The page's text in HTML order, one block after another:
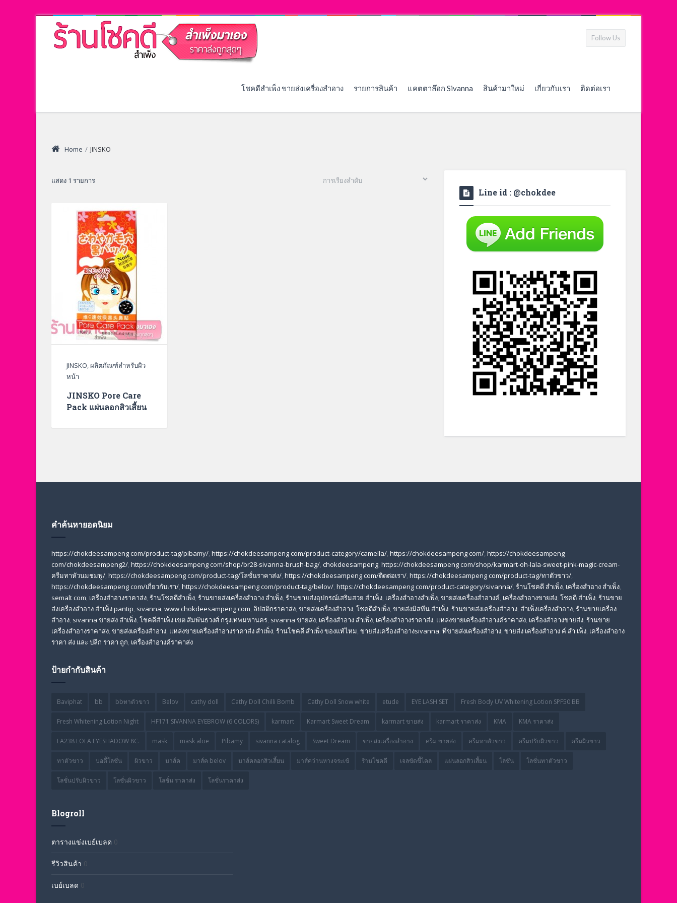
Follow Us
โชคดีสำเพ็ง ขายส่งเครื่องสำอาง รายการสินค้า แคตตาล๊อก Sivanna สินค้ามาใหม่ เกี่ยวกับเรา ติดต่อเรา
Home / JINSKO
แสดง 1 รายการ
JINSKO,ผลิตภัณฑ์สำหรับผิว
หน้า
JINSKO Pore Care
Pack แผ่นลอกสิวเสี้ยน
Line id : @chokdee
คำค้นหายอดนิยม
https://chokdeesampeng com/product-tag/pibamy/, https://chokdeesampeng com/product-category/camella/, https://chokdeesampeng com/, https://chokdeesampeng
com/chokdeesampeng2/, https://chokdeesampeng com/shop/br28-sivanna-brush-bag/, chokdeesampeng, https://chokdeesampeng com/shop/karmart-oh-lala-sweet-pink-magic-cream-
ครีมทาหัวนมชมพู/, https://chokdeesampeng com/product-tag/โลชั่นราคาส่ง/, https://chokdeesampeng com/ติดต่อเรา/, https://chokdeesampeng com/product-tag/ทาตัวขาว/,
https://chokdeesampeng com/เกี่ยวกับเรา/, https://chokdeesampeng com/product-tag/belov/, https://chokdeesampeng com/product-category/sivanna/, ร้านโชคดี สําเพ็ง, เครื่องสำอาง สำเพ็ง,
semalt com, เครื่องสำอางราคาส่ง, ร้านโชคดีสำเพ็ง, ร้านขายส่งเครื่องสําอาง สําเพ็ง, ร้านขายส่งอุปกรณ์เสริมสวย สําเพ็ง, เครื่องสำอางสำเพ็ง, ขายส่งเครื่องสำอางค์, เครื่องสำอางขายส่ง, โชคดี สําเพ็ง, ร้านขาย
ส่งเครื่องสําอาง สําเพ็ง pantip, sivanna, www chokdeesampeng com, ลิปสติกราคาส่ง, ขายส่งเครื่องสำอาง, โชคดีสำเพ็ง, ขายส่งมิสทีน สําเพ็ง, ร้านขายส่งเครื่องสำอาง, สําเพ็งเครื่องสําอาง, ร้านขายเครื่อง
สำอาง, sivanna ขายส่ง สําเพ็ง, โชคดีสำเพ็ง เขต สัมพันธวงศ์ กรุงเทพมหานคร, sivanna ขายส่ง, เครื่องสําอาง สําเพ็ง, เครื่องสําอางราคาส่ง, แหล่งขายเครื่องสําอางค์ราคาส่ง, เครื่องสําอางขายส่ง, ร้านขาย
เครื่องสําอางราคาส่ง, ขายส่งเครื่องสําอาง, แหล่งขายเครื่องสําอางราคาส่ง สําเพ็ง, ร้านโชคดี สําเพ็ง ของแท้ไหม, ขายส่งเครื่องสําอางsivanna, ที่ขายส่งเครื่องสําอาง, ขายส่ง เครื่องสำอาง ค์ สำ เพ็ง, เครื่องสำอาง
ราคา ส่ง และ ปลีก ราคา ถูก, เครื่องสำอางค์ราคาส่ง
ป้ายกำกับสินค้า
Baviphat bb bbทาตัวขาว Belov cathy doll Cathy Doll Chilli Bomb Cathy Doll Snow white etude EYE LASH SET Fresh Body UV Whitening Lotion SPF50 BB
Fresh Whitening Lotion Night HF171 SIVANNA EYEBROW (6 COLORS) karmart Karmart Sweet Dream karmart ขายส่ง karmart ราคาส่ง KMA KMA ราคาส่ง
LA238 LOLA EYESHADOW 8C. mask mask aloe Pibamy sivanna catalog Sweet Dream ขายส่งเครื่องสำอาง ครีม ขายส่ง ครีมทาตัวขาว ครีมปรับผิวขาว ครีมผิวขาว
ทาตัวขาว บอดี้โลชั่น ผิวขาว มาส์ค มาส์ค belov มาส์คลอกสิวเสี้ยน มาส์คว่านหางจระเข้ ร้านโชคดี เจลขัดขี้ไคล แผ่นลอกสิวเสี้ยน โลชั่น โลชั่นทาตัวขาว
โลชั่นปรับผิวขาว โลชั่นผิวขาว โลชั่น ราคาส่ง โลชั่นราคาส่ง
Blogroll
ตารางแข่งเบย์เบลด 0
รีวิวสินค้า 0
เบย์เบลด 0